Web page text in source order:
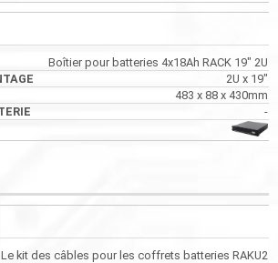
Boîtier pour batteries 4x18Ah RACK 19" 2U
2U x 19"
483 x 88 x 430mm
-
Le kit des câbles pour les coffrets batteries RAKU2